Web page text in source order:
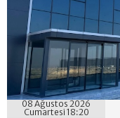
08 Ağustos 2026
Cumartesi 18:20